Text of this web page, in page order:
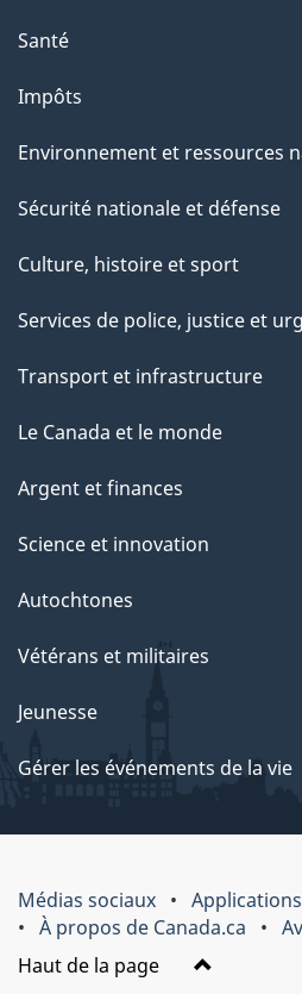
Santé
Impôts
Environnement et ressources
Sécurité nationale et défense
Culture, histoire et sport
Services de police, justice et
Transport et infrastructure
Le Canada et le monde
Argent et finances
Science et innovation
Autochtones
Vétérans et militaires
Jeunesse
Gérer les événements de la vie
Médias sociaux
À propos de Canada.ca
Haut de la page